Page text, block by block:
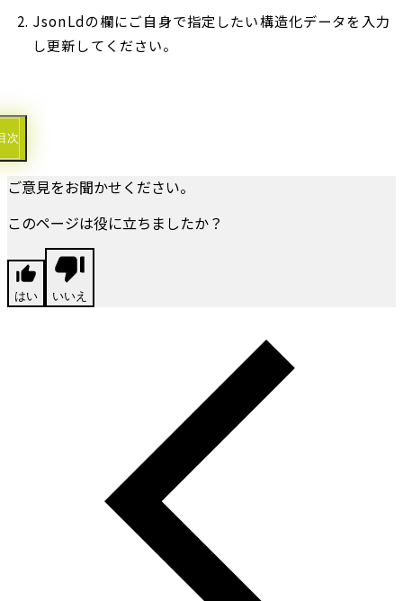
JsonLdの欄にご自身で指定したい構造化データを入力
し更新してください。
次
ご意見をお聞かせください。
このページは役に立ちましたか？
はい いいえ